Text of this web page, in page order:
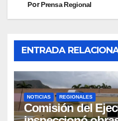
PorPrensa Regional
ENTRADA
NOTICIAS REGIONALES
Comisión del